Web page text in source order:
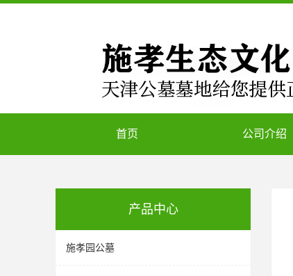
首页 公司介绍
产品中心
施孝园公墓